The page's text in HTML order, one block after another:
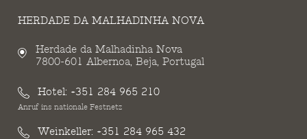
HERDADE DA MALHADINHA NOVA
Herdade da Malhadinha Nova
7800-601 Albernoa, Beja, Portugal
Hotel: +351 284 965 210
Anruf ins nationale Festnetz
Weinkeller: +351 284 965 432